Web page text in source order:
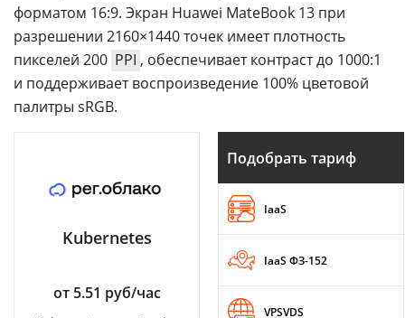
форматом 16:9. Экран Huawei MateBook 13 при
разрешении 2160×1440 точек имеет плотность
пикселей 200 PPI , обеспечивает контраст до 1000:1
и поддерживает воспроизведение 100% цветовой
палитры sRGB.
Kubernetes
от 5.51 руб/час
Подобрать тариф
IaaS
IaaS ФЗ-152
VPSVDS